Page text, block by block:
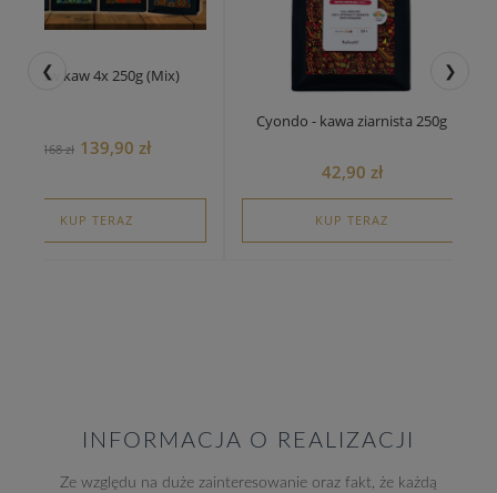
❮ ❯
Zestaw kaw 4x 250g (Mix)
168 zł 139,90 zł
KUP TERAZ
Cyondo - kawa ziarnista 250g
42,90 zł
KUP TERAZ
INFORMACJA O REALIZACJI
Ze względu na duże zainteresowanie oraz fakt, że każdą